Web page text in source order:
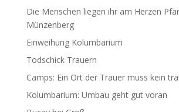
Die Menschen liegen ihr am Herzen
Münzenberg
Einweihung Kolumbarium
Todschick Trauern
Camps: Ein Ort der Trauer muss kein
Kolumbarium: Umbau geht gut voran